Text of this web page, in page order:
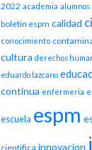
2022 academia alumnos
boletin espm calidad
conocimiento
cultura derechos
eduardo lazcano
continua enfermeria
escuela espm
cientifica innovacion